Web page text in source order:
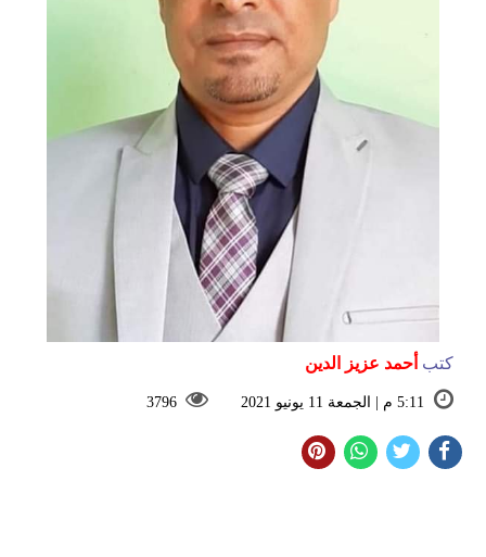
كتب أحمد عزيز الدين
5:11 م | الجمعة 11 يونيو 2021 3796